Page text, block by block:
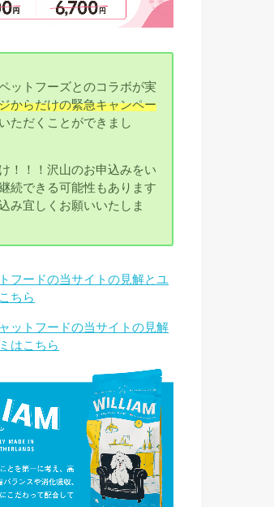
ットフーズとのコラボが実
からだけの緊急キャンペー
ただくことができまし
！！！沢山のお申込みをい
続できる可能性もあります
み宜しくお願いいたしま
フードの当サイトの見解とユ
ちら
ットフードの当サイトの見解
はこちら